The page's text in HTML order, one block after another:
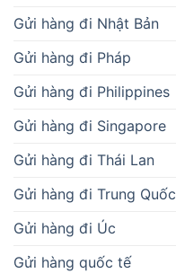
Gửi hàng đi Nhật Bản
Gửi hàng đi Pháp
Gửi hàng đi Philippines
Gửi hàng đi Singapore
Gửi hàng đi Thái Lan
Gửi hàng đi Trung Quốc
Gửi hàng đi Úc
Gửi hàng quốc tế